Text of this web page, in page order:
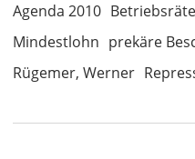
Agenda 2010 Betriebsräte
Mindestlohn prekäre
Rügemer, Werner